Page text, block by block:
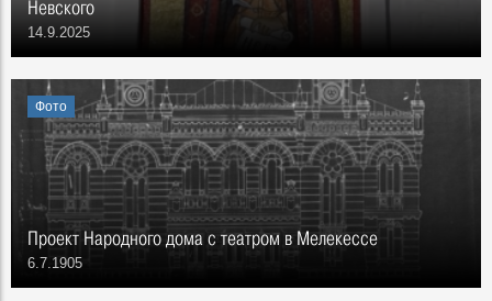
Невского
14.9.2025
Фото
Проект Народного дома с театром в Мелекессе
6.7.1905